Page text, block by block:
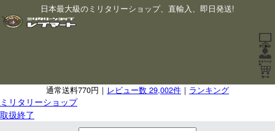
日本最大級のミリタリーショップ、直輸入、即日発送!
通常送料770円｜ レビュー数 29,002件 ｜ ランキング
ミリタリーショップ
取扱終了